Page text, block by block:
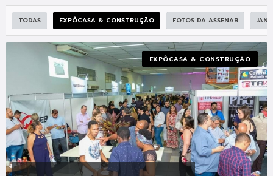
TODAS EXPÔCASA & CONSTRUÇÃO FOTOS DA ASSENAB
EXPÔCASA & CONSTRUÇÃO